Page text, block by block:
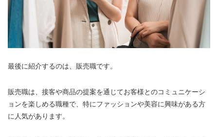
最後に紹介するのは、販売職です。
販売職は、接客や商品の提案を通じてお客様とのコミュニケーシ
ョンを楽しめる職種で、特にファッションや美容に興味がある方
に人気があります。